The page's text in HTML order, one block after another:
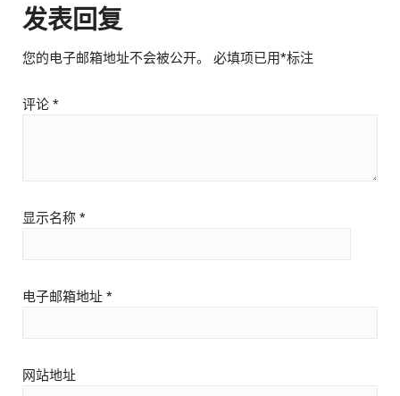
发表回复
您的电子邮箱地址不会被公开。 必填项已用*标注
评论 *
显示名称 *
电子邮箱地址 *
网站地址